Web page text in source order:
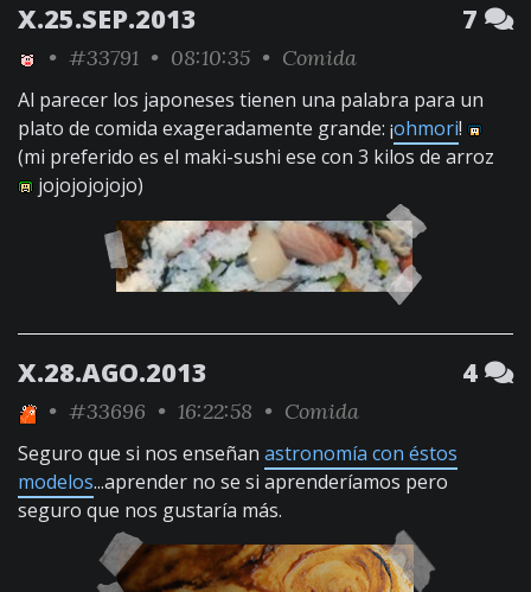
X.25.SEP.2013 7
• #33791 • 08:10:35 • Comida
Al parecer los japoneses tienen una palabra para un
plato de comida exageradamente grande: ¡ohmori!
(mi preferido es el maki-sushi ese con 3 kilos de arroz
jojojojojojo)
X.28.AGO.2013 4
• #33696 • 16:22:58 • Comida
Seguro que si nos enseñan astronomía con éstos
modelos...aprender no se si aprenderíamos pero
seguro que nos gustaría más.